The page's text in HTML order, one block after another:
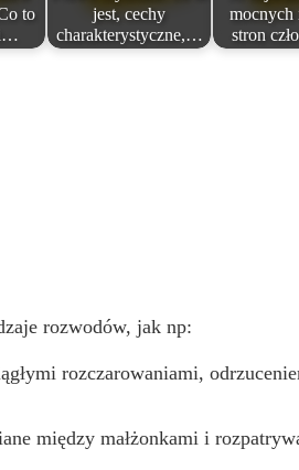
to
i…
jest, cechy
charakterystyczne,…
mocnych
stron
rozwodów, jak np:
rozczarowaniami,
między małżonkami i